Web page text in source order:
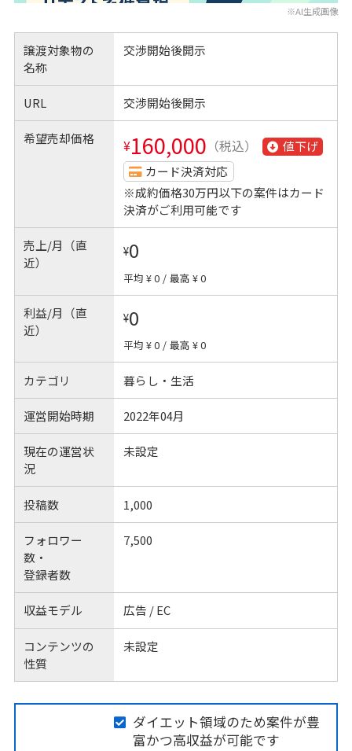
※AI生成画像
譲渡対象物の
名称
交渉開始後開示
URL 交渉開始後開示
希望売却価格 ¥160,000 （税込）
値下げ
カード決済対応
※成約価格30万円以下の案件はカード
決済がご利用可能です
売上/月（直
近）
¥0
平均 ¥ 0 / 最高 ¥ 0
利益/月（直
近）
¥0
平均 ¥ 0 / 最高 ¥ 0
カテゴリ 暮らし・生活
運営開始時期 2022年04月
現在の運営状
況
未設定
投稿数 1,000
フォロワー
数・
登録者数
7,500
収益モデル 広告 / EC
コンテンツの
性質
未設定
ダイエット領域のため案件が豊
富かつ高収益が可能です